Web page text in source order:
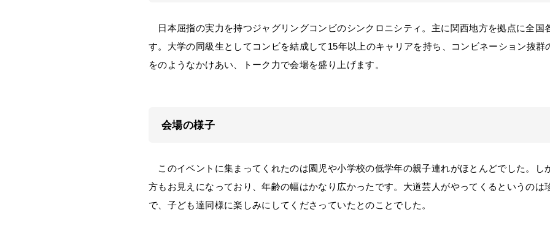
日本屈指の実力を持つジャグリングコンビのシンクロニシティ。主に関西地方を拠点に全国
す。大学の同級生としてコンビを結成して15年以上のキャリアを持ち、コンビネーション抜群
をのようなかけあい、トーク力で会場を盛り上げます。
会場の様子
このイベントに集まってくれたのは園児や小学校の低学年の親子連れがほとんどでした。し
方もお見えになっており、年齢の幅はかなり広かったです。大道芸人がやってくるというのは
で、子ども達同様に楽しみにしてくださっていたとのことでした。